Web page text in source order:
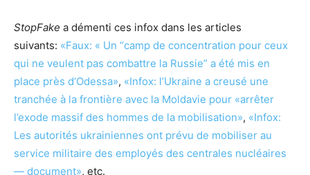
StopFake a démenti ces infox dans les articles
suivants: «Faux: « Un “camp de concentration pour ceux
qui ne veulent pas combattre la Russie” a été mis en
place près d’Odessa», «Infox: l’Ukraine a creusé une
tranchée à la frontière avec la Moldavie pour «arrêter
l’exode massif des hommes de la mobilisation», «Infox:
Les autorités ukrainiennes ont prévu de mobiliser au
service militaire des employés des centrales nucléaires
— document», etc.